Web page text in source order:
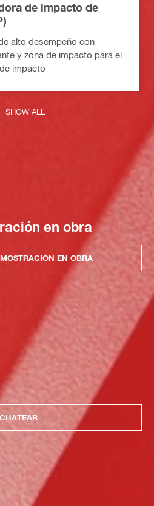
de impacto de
alto desempeño con
y zona de impacto para el
impacto
SHOW ALL
en obra
EN OBRA
CHATEAR